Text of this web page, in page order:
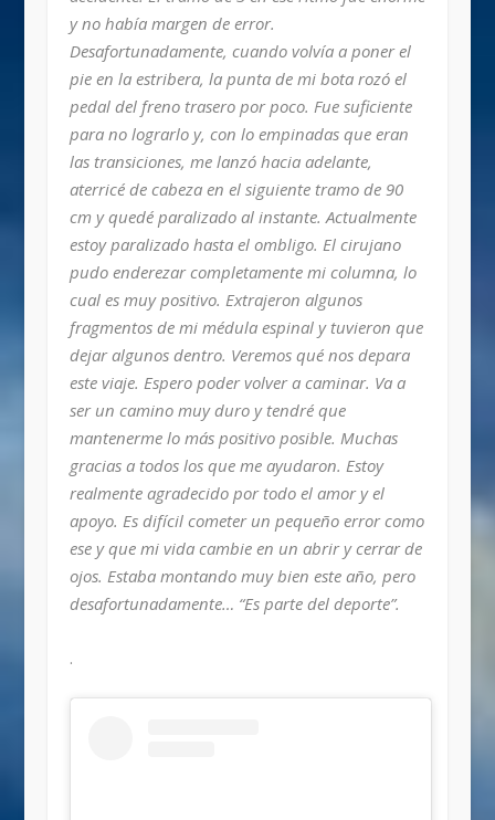
y no había margen de error.
Desafortunadamente, cuando volvía a poner el
pie en la estribera, la punta de mi bota rozó el
pedal del freno trasero por poco. Fue suficiente
para no lograrlo y, con lo empinadas que eran
las transiciones, me lanzó hacia adelante,
aterricé de cabeza en el siguiente tramo de 90
cm y quedé paralizado al instante. Actualmente
estoy paralizado hasta el ombligo. El cirujano
pudo enderezar completamente mi columna, lo
cual es muy positivo. Extrajeron algunos
fragmentos de mi médula espinal y tuvieron que
dejar algunos dentro. Veremos qué nos depara
este viaje. Espero poder volver a caminar. Va a
ser un camino muy duro y tendré que
mantenerme lo más positivo posible. Muchas
gracias a todos los que me ayudaron. Estoy
realmente agradecido por todo el amor y el
apoyo. Es difícil cometer un pequeño error como
ese y que mi vida cambie en un abrir y cerrar de
ojos. Estaba montando muy bien este año, pero
desafortunadamente… “Es parte del deporte”.
.